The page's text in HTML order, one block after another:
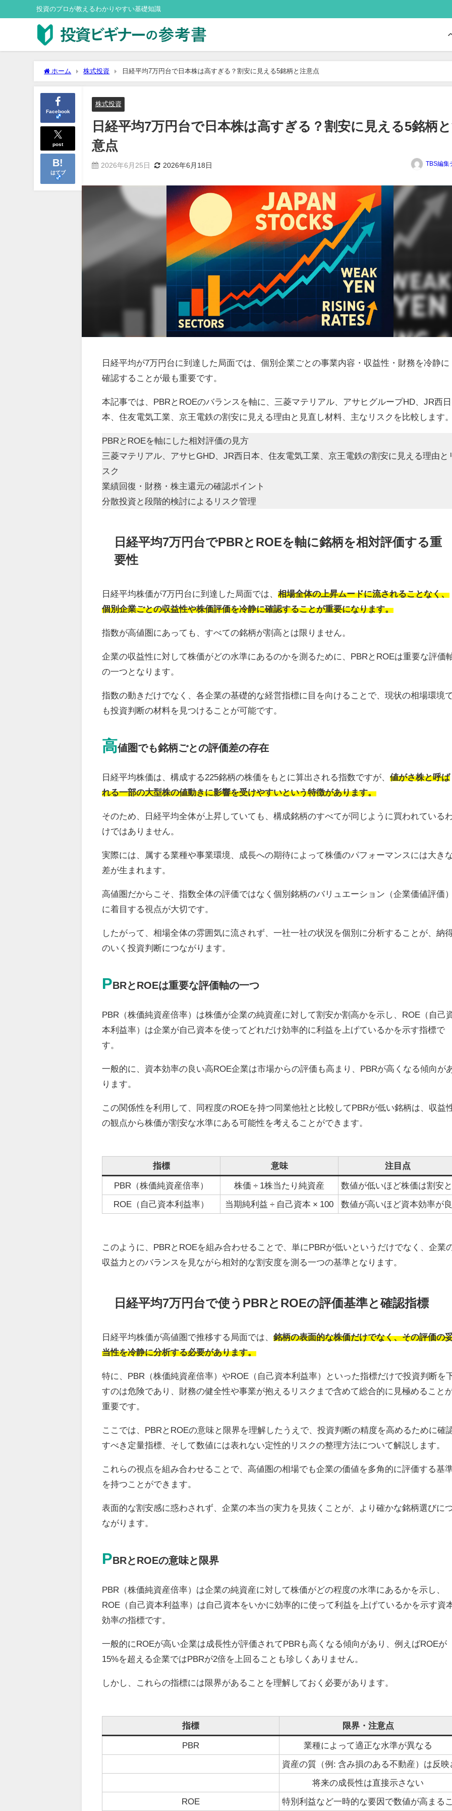
投資のプロが教えるわかりやすい基礎知識
ホーム 株式投資 日経平均7万円台で日本株は高すぎる？割安に見える5銘柄と注意点
Facebook
post
はてブ
株式投資
日経平均7万円台で日本株は高すぎる？割安に見える5銘柄
意点
2026年6月25日 2026年6月18日 TBS編集
日経平均が7万円台に到達した局面では、個別企業ごとの事業内容・収益性・財務を冷静に
確認することが最も重要です。
本記事では、PBRとROEのバランスを軸に、三菱マテリアル、アサヒグループHD、JR西日
本、住友電気工業、京王電鉄の割安に見える理由と見直し材料、主なリスクを比較します
PBRとROEを軸にした相対評価の見方
三菱マテリアル、アサヒGHD、JR西日本、住友電気工業、京王電鉄の割安に見える理由と
スク
業績回復・財務・株主還元の確認ポイント
分散投資と段階的検討によるリスク管理
日経平均7万円台でPBRとROEを軸に銘柄を相対評価する重
要性
日経平均株価が7万円台に到達した局面では、相場全体の上昇ムードに流されることなく、
個別企業ごとの収益性や株価評価を冷静に確認することが重要になります。
指数が高値圏にあっても、すべての銘柄が割高とは限りません。
企業の収益性に対して株価がどの水準にあるのかを測るために、PBRとROEは重要な評価
の一つとなります。
指数の動きだけでなく、各企業の基礎的な経営指標に目を向けることで、現状の相場環境
も投資判断の材料を見つけることが可能です。
高値圏でも銘柄ごとの評価差の存在
日経平均株価は、構成する225銘柄の株価をもとに算出される指数ですが、値がさ株と呼ば
れる一部の大型株の値動きに影響を受けやすいという特徴があります。
そのため、日経平均全体が上昇していても、構成銘柄のすべてが同じように買われている
けではありません。
実際には、属する業種や事業環境、成長への期待によって株価のパフォーマンスには大き
差が生まれます。
高値圏だからこそ、指数全体の評価ではなく個別銘柄のバリュエーション（企業価値評価
に着目する視点が大切です。
したがって、相場全体の雰囲気に流されず、一社一社の状況を個別に分析することが、納
のいく投資判断につながります。
PBRとROEは重要な評価軸の一つ
PBR（株価純資産倍率）は株価が企業の純資産に対して割安か割高かを示し、ROE（自己
本利益率）は企業が自己資本を使ってどれだけ効率的に利益を上げているかを示す指標で
す。
一般的に、資本効率の良い高ROE企業は市場からの評価も高まり、PBRが高くなる傾向が
ります。
この関係性を利用して、同程度のROEを持つ同業他社と比較してPBRが低い銘柄は、収益
の観点から株価が割安な水準にある可能性を考えることができます。
指標 意味 注目点
PBR（株価純資産倍率） 株価 ÷ 1株当たり純資産 数値が低いほど株価は割安
ROE（自己資本利益率） 当期純利益 ÷ 自己資本 × 100 数値が高いほど資本効率が
このように、PBRとROEを組み合わせることで、単にPBRが低いというだけでなく、企業
収益力とのバランスを見ながら相対的な割安度を測る一つの基準となります。
日経平均7万円台で使うPBRとROEの評価基準と確認指標
日経平均株価が高値圏で推移する局面では、銘柄の表面的な株価だけでなく、その評価の
当性を冷静に分析する必要があります。
特に、PBR（株価純資産倍率）やROE（自己資本利益率）といった指標だけで投資判断を
すのは危険であり、財務の健全性や事業が抱えるリスクまで含めて総合的に見極めること
重要です。
ここでは、PBRとROEの意味と限界を理解したうえで、投資判断の精度を高めるために確
すべき定量指標、そして数値には表れない定性的リスクの整理方法について解説します。
これらの視点を組み合わせることで、高値圏の相場でも企業の価値を多角的に評価する基
を持つことができます。
表面的な割安感に惑わされず、企業の本当の実力を見抜くことが、より確かな銘柄選びに
ながります。
PBRとROEの意味と限界
PBR（株価純資産倍率）は企業の純資産に対して株価がどの程度の水準にあるかを示し、
ROE（自己資本利益率）は自己資本をいかに効率的に使って利益を上げているかを示す資
効率の指標です。
一般的にROEが高い企業は成長性が評価されてPBRも高くなる傾向があり、例えばROEが
15%を超える企業ではPBRが2倍を上回ることも珍しくありません。
しかし、これらの指標には限界があることを理解しておく必要があります。
指標 限界・注意点
PBR 業種によって適正な水準が異なる
資産の質（例: 含み損のある不動産）は反映
将来の成長性は直接示さない
ROE 特別利益など一時的な要因で数値が高まる